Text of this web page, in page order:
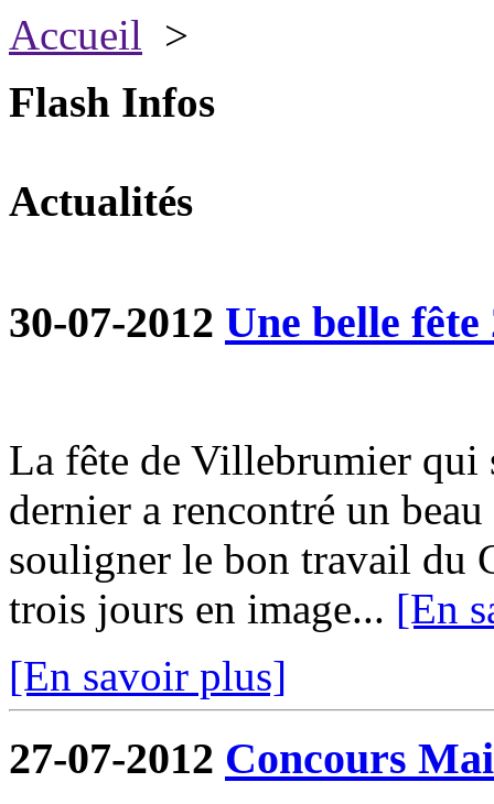
Accueil >
Flash Infos
Actualités
30-07-2012 Une belle fête
La fête de Villebrumier qui
dernier a rencontré un
souligner le bon travail du
trois jours en image... [En
[En savoir plus]
27-07-2012 Concours